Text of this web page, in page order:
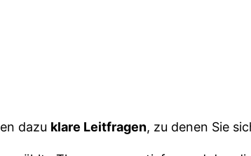
dazu klare Leitfragen, zu denen Sie